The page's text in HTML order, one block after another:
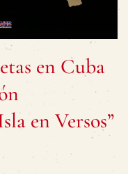
en Cuba
en Versos”